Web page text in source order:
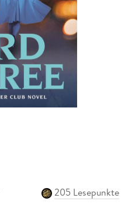
205 Lesepunkte